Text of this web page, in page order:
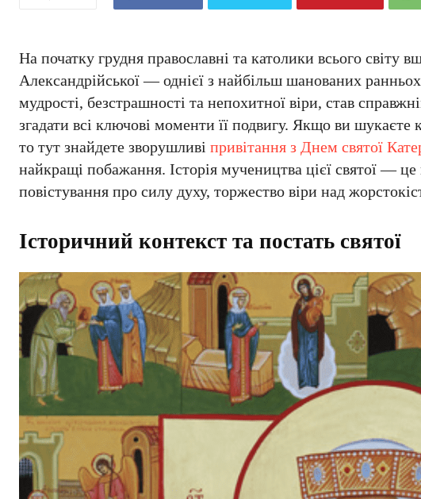
На початку грудня православні та католики всього світу
Александрійської — однієї з найбільш шанованих
мудрості, безстрашності та непохитної віри, став
згадати всі ключові моменти її подвигу. Якщо ви
то тут знайдете зворушливі привітання з Днем святої
найкращі побажання. Історія мучеництва цієї святої —
повістування про силу духу, торжество віри над
Історичний контекст та постать святої